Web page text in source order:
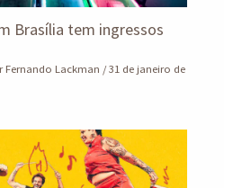
Brasília tem ingressos
Fernando Lackman /31 de janeiro de